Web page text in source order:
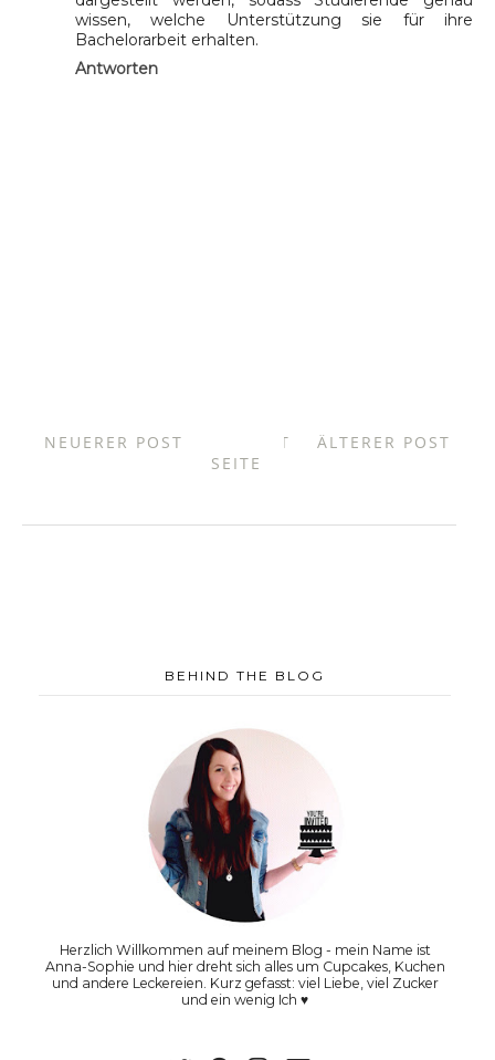
wissen, welche Unterstützung sie für ihre
Bachelorarbeit erhalten.
Antworten
NEUERER POST ÄLTERER POST
START
SEITE
BEHIND THE BLOG
Herzlich Willkommen auf meinem Blog - mein Name ist
Anna-Sophie und hier dreht sich alles um Cupcakes, Kuchen
und andere Leckereien. Kurz gefasst: viel Liebe, viel Zucker
und ein wenig Ich ♥